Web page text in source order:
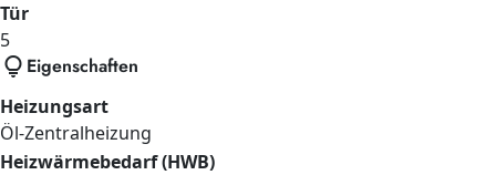
Tür
5
lightbulb Eigenschaften
Heizungsart
Öl-Zentralheizung
Heizwärmebedarf (HWB)